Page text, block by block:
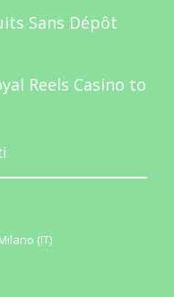
Sans Dépôt
Reels Casino to
(IT)